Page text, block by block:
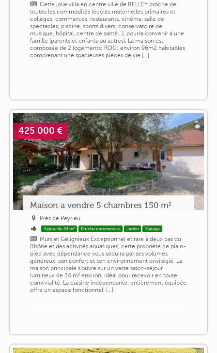
Cette jolie villa en centre ville de BELLEY proche de
toutes les commodités (écoles maternelles primaires et
collèges, commerces, restaurants, cinéma, salle de
spectacles, piscine, sports divers, conservatoire de
musique, hôpital, centre de santé...), pourra convenir à une
famille (parents et enfants ou autres). La maison est
composée de 2 logements: RDC: environ 96m2 habitables
comprenant une spacieuses pièces de vie [...]
425 000 €
Maison a vendre 5 chambres 150 m²
Près de Peyrieu
Séjour de 34 m² Proche commerces Jardin Garage
Murs et Gélignieux Exceptionnel et rare à deux pas du
Rhône et des activités aquatiques, cette propriété de plain-
pied avec dépendance vous séduira par ses volumes
généreux, son confort et son environnement privilégié. La
maison principale s'ouvre sur un vaste salon-séjour
lumineux de 34 m² environ, idéal pour recevoir en toute
convivialité. La cuisine indépendante, entièrement équipée
offre un espace fonctionnel. [...]